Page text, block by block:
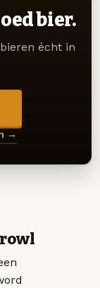
bier.
écht in
→